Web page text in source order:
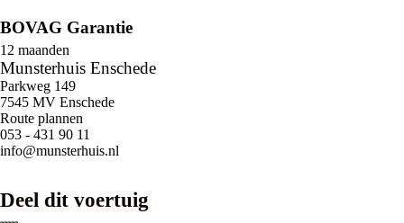
Benieuwd naar de mogelijkheden? Bel ons op 053-
4319011!
BOVAG Garantie
12 maanden
Munsterhuis Enschede
Parkweg 149
7545 MV Enschede
Route plannen
053 - 431 90 11
info@munsterhuis.nl
Deel dit voertuig